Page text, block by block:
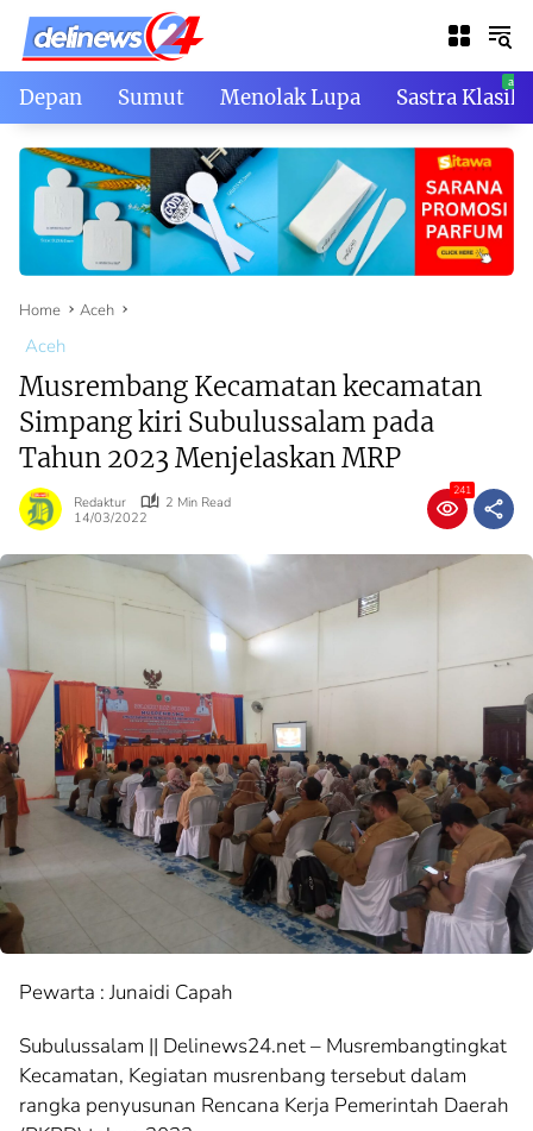
Skip
content
Depan Sumut Menolak Lupa Sastra Klasik
Home Aceh
Aceh
Musrembang Kecamatan kecamatan
Simpang kiri Subulussalam pada
Tahun 2023 Menjelaskan MRP
Redaktur
2 Min Read
14/03/2022
241
Pewarta : Junaidi Capah
Subulussalam || Delinews24.net – Musrembangtingkat
Kecamatan, Kegiatan musrenbang tersebut dalam
rangka penyusunan Rencana Kerja Pemerintah Daerah